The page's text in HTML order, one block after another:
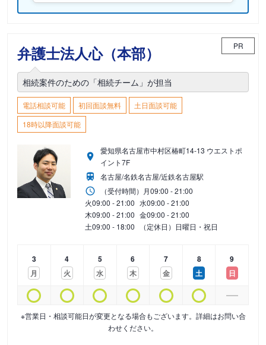
弁護士法人心（本部） PR
相続案件のための「相続チーム」が担当
電話相談可能 初回面談無料
土日面談可能
18時以降面談可能
愛知県名古屋市中村区椿町14-13 ウエストポ
イント7F
名古屋/名鉄名古屋/近鉄名古屋駅
（受付時間） 月09:00 - 21:00
火09:00 - 21:00 水09:00 - 21:00
木09:00 - 21:00 金09:00 - 21:00
土09:00 - 18:00 （定休日）日曜日・祝日
3
月
4
火
5
水
6
木
7
金
8
土
9
日
※営業日・相談可能日が変更となる場合もございます。詳細はお問い合
わせください。